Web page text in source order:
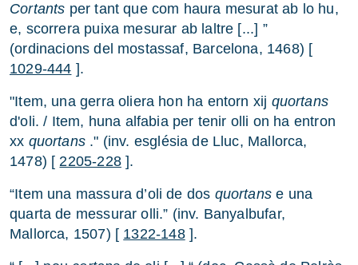
Cortants per tant que com haura mesurat ab lo hu,
e, scorrera puixa mesurar ab laltre [...] ”
(ordinacions del mostassaf, Barcelona, 1468) [
1029-444 ].
"Item, una gerra oliera hon ha entorn xij quortans
d'oli. / Item, huna alfabia per tenir olli on ha entron
xx quortans ." (inv. església de Lluc, Mallorca,
1478) [2205-228].
“Item una massura d’oli de dos quortans e una
quarta de messurar olli.” (inv. Banyalbufar,
Mallorca, 1507) [ 1322-148].